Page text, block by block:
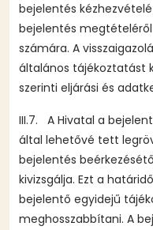
bejelentés
bejelentés
számára. A
általános tájékoztatást
szerinti eljárási és
III.7. A Hivatal a
által lehetővé tett
bejelentés
kivizsgálja. Ezt a
bejelentő egyidejű
meghosszabbítani. A